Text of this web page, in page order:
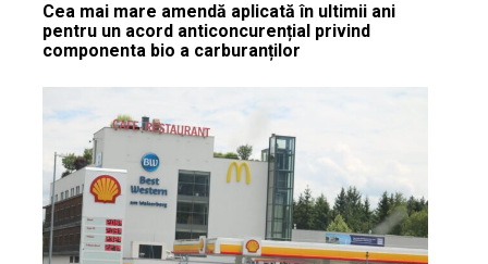
Cea mai mare amendă aplicată în ultimii ani
pentru un acord anticoncurențial privind
componenta bio a carburanților